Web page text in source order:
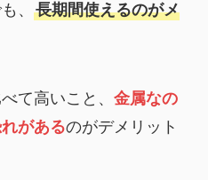
、 長期間使えるのがメ
て高いこと、 金属なの
があるのがデメリット